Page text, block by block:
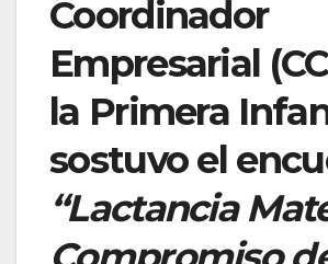
Coordinador
Empresarial
la Primera
sostuvo el
“Lactancia